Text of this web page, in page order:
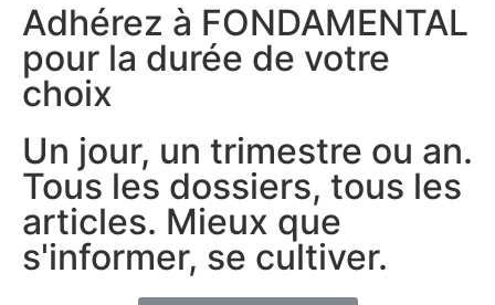
Adhérez à FONDAMENTAL
pour la durée de votre
choix
Un jour, un trimestre ou an.
Tous les dossiers, tous les
articles. Mieux que
s'informer, se cultiver.